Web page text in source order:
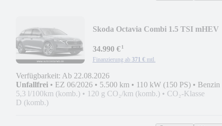
Skoda Octavia Combi 1.5 TSI mHEV
34.990 €¹
Finanzierung ab 371 € mtl.
Verfügbarkeit: Ab 22.08.2026
Unfallfrei • EZ 06/2026 • 5.500 km • 110 kW (150 PS) • Benzin
5,3 l/100km (komb.) • 120 g CO₂/km (komb.) • CO₂-Klasse
D (komb.)